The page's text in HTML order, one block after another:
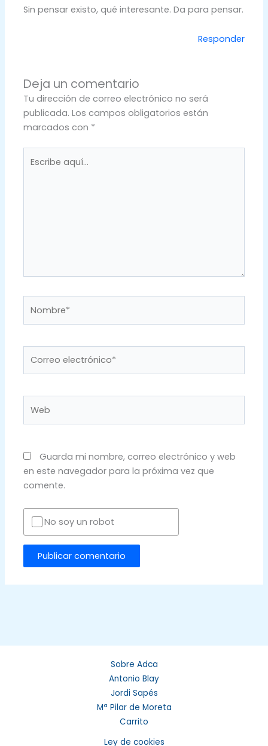
Sin pensar existo, qué interesante. Da para pensar.
Responder
Deja un comentario
Tu dirección de correo electrónico no será
publicada. Los campos obligatorios están
marcados con *
aquí...
electrónico*
Guarda mi nombre, correo electrónico y web
en este navegador para la próxima vez que
comente.
No soy un robot
Sobre Adca
Antonio Blay
Jordi Sapés
Mª Pilar de Moreta
Carrito
Ley de cookies